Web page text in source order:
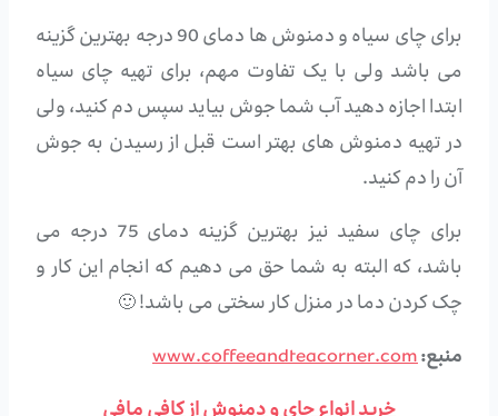
برای چای سیاه و دمنوش ها دمای 90 درجه بهترین گزینه
می باشد ولی با یک تفاوت مهم، برای تهیه چای سیاه
ابتدا اجازه دهید آب شما جوش بیاید سپس دم کنید، ولی
در تهیه دمنوش های بهتر است قبل از رسیدن به جوش
آن را دم کنید.
برای چای سفید نیز بهترین گزینه دمای 75 درجه می
باشد، که البته به شما حق می دهیم که انجام این کار و
چک کردن دما در منزل کار سختی می باشد! 🙂
منبع:www.coffeeandteacorner.com